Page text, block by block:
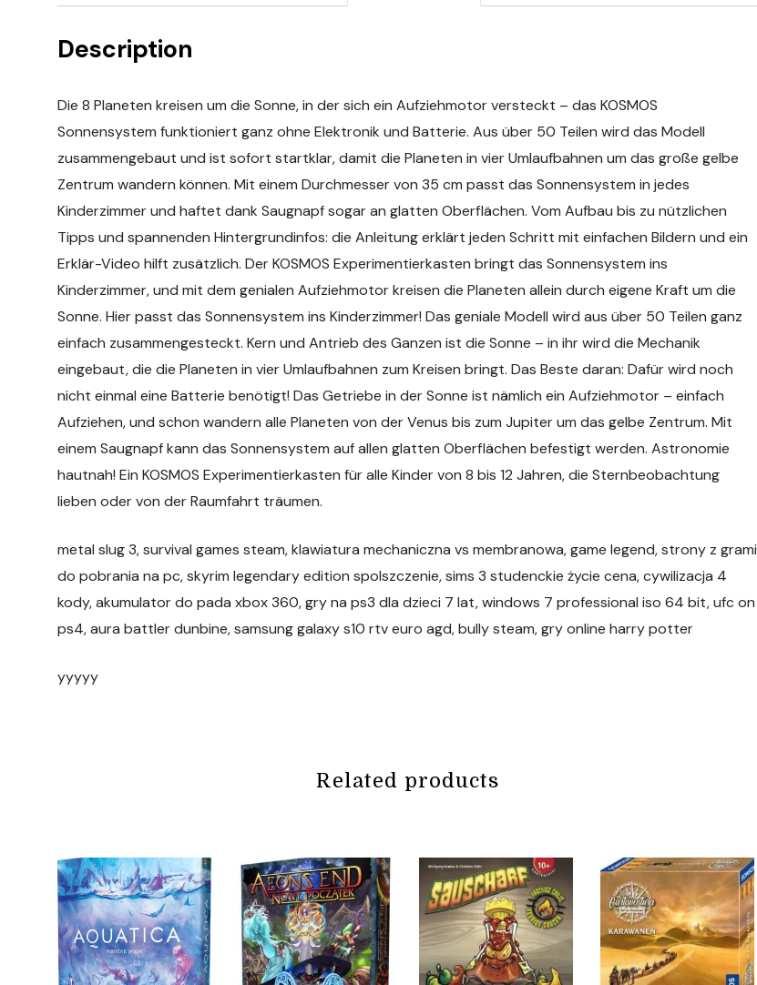
Description
Die 8 Planeten kreisen um die Sonne, in der sich ein Aufziehmotor versteckt – das KOSMOS
Sonnensystem funktioniert ganz ohne Elektronik und Batterie. Aus über 50 Teilen wird das Modell
zusammengebaut und ist sofort startklar, damit die Planeten in vier Umlaufbahnen um das große gelbe
Zentrum wandern können. Mit einem Durchmesser von 35 cm passt das Sonnensystem in jedes
Kinderzimmer und haftet dank Saugnapf sogar an glatten Oberflächen. Vom Aufbau bis zu nützlichen
Tipps und spannenden Hintergrundinfos: die Anleitung erklärt jeden Schritt mit einfachen Bildern und ein
Erklär-Video hilft zusätzlich. Der KOSMOS Experimentierkasten bringt das Sonnensystem ins
Kinderzimmer, und mit dem genialen Aufziehmotor kreisen die Planeten allein durch eigene Kraft um die
Sonne. Hier passt das Sonnensystem ins Kinderzimmer! Das geniale Modell wird aus über 50 Teilen ganz
einfach zusammengesteckt. Kern und Antrieb des Ganzen ist die Sonne – in ihr wird die Mechanik
eingebaut, die die Planeten in vier Umlaufbahnen zum Kreisen bringt. Das Beste daran: Dafür wird noch
nicht einmal eine Batterie benötigt! Das Getriebe in der Sonne ist nämlich ein Aufziehmotor – einfach
Aufziehen, und schon wandern alle Planeten von der Venus bis zum Jupiter um das gelbe Zentrum. Mit
einem Saugnapf kann das Sonnensystem auf allen glatten Oberflächen befestigt werden. Astronomie
hautnah! Ein KOSMOS Experimentierkasten für alle Kinder von 8 bis 12 Jahren, die Sternbeobachtung
lieben oder von der Raumfahrt träumen.
metal slug 3, survival games steam, klawiatura mechaniczna vs membranowa, game legend, strony z grami
do pobrania na pc, skyrim legendary edition spolszczenie, sims 3 studenckie życie cena, cywilizacja 4
kody, akumulator do pada xbox 360, gry na ps3 dla dzieci 7 lat, windows 7 professional iso 64 bit, ufc on
ps4, aura battler dunbine, samsung galaxy s10 rtv euro agd, bully steam, gry online harry potter
yyyyy
Related products